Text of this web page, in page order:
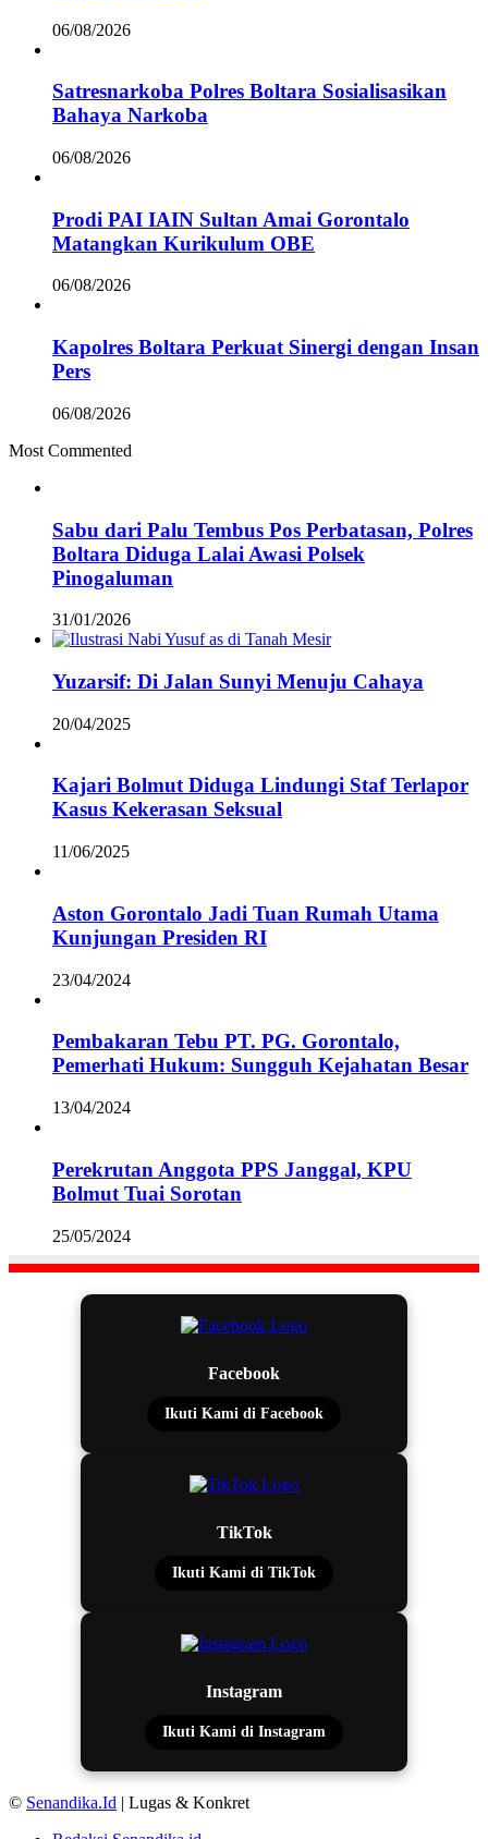
06/08/2026
Satresnarkoba Polres Boltara Sosialisasikan
Bahaya Narkoba
06/08/2026
Prodi PAI IAIN Sultan Amai Gorontalo
Matangkan Kurikulum OBE
06/08/2026
Kapolres Boltara Perkuat Sinergi dengan Insan
Pers
06/08/2026
Most Commented
Sabu dari Palu Tembus Pos Perbatasan, Polres
Boltara Diduga Lalai Awasi Polsek
Pinogaluman
31/01/2026
Yuzarsif: Di Jalan Sunyi Menuju Cahaya
20/04/2025
Kajari Bolmut Diduga Lindungi Staf Terlapor
Kasus Kekerasan Seksual
11/06/2025
Aston Gorontalo Jadi Tuan Rumah Utama
Kunjungan Presiden RI
23/04/2024
Pembakaran Tebu PT. PG. Gorontalo,
Pemerhati Hukum: Sungguh Kejahatan Besar
13/04/2024
Perekrutan Anggota PPS Janggal, KPU
Bolmut Tuai Sorotan
25/05/2024
Facebook
Ikuti Kami di Facebook
TikTok
Ikuti Kami di TikTok
Instagram
Ikuti Kami di Instagram
© Senandika.Id | Lugas & Konkret